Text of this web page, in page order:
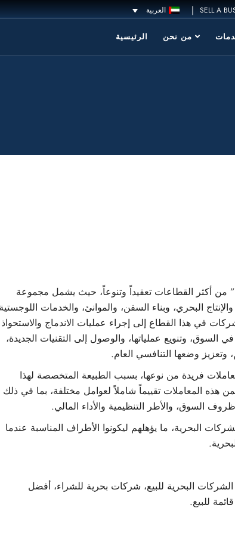
SELL A
| العربية
الرئيسية من نحن
يعد قطاع البحرية والخاص بالمناطق البحرية “offshore” من أكثر القطاعات تعقيداً وتنوعاً، حيث يشمل مجموعة
البحري، وبناء السفن، والموانئ، والخدمات
في هذا القطاع إلى إجراء عمليات الاندماج والاستحواذ
وتنويع عملياتها، والوصول إلى التقنيات الجديدة،
وضعها التنافسي العام.
فريدة من نوعها، بسبب الطبيعة المتخصصة لهذا
هذه المعاملات تقييماً شاملاً لعوامل مختلفة، بما في ذلك
السوق، والأطر التنظيمية والأداء المالي.
البحرية، ما يؤهلهم ليكونوا الأطراف المناسبة عندما
البحرية للبيع، شركات بحرية للشراء، أفضل
للبيع.